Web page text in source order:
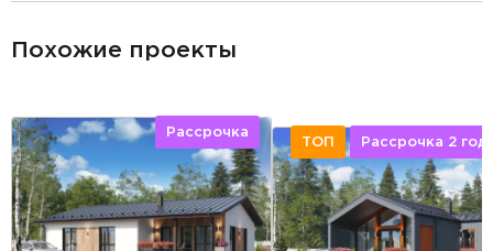
Похожие проекты
Рассрочка
ТОП Рассрочка 2